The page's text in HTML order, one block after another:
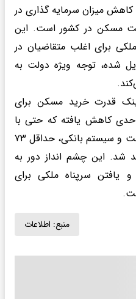
کاهش میزان سرمایه گذاری در
مسکن در کشور است. این
برای اغلب متقاضیان در
شده، توجه ویژه دولت به
قدرت خرید مسکن برای
حدی کاهش یافته که حتی با
استفاده از تسهیلات حمایتی دولت و سیستم بانکی، حداقل ۷۳
شد. این چشم انداز دور به
و یافتن سرپناه ملکی برای
منبع: اطلاعات